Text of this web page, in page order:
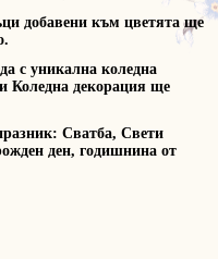
добавени към цветята ще
с уникална коледна
Коледна декорация ще
Сватба, Свети
ден, годишнина от